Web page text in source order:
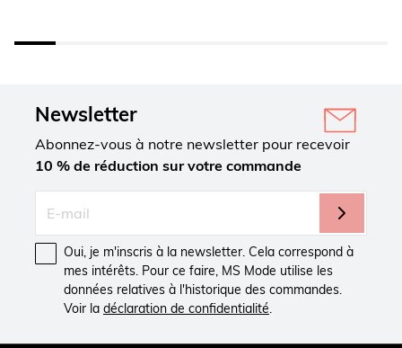
Newsletter
Abonnez-vous à notre newsletter pour recevoir
10 % de réduction sur votre commande
Oui, je m'inscris à la newsletter. Cela correspond à
mes intérêts. Pour ce faire, MS Mode utilise les
données relatives à l'historique des commandes.
Voir la déclaration de confidentialité.